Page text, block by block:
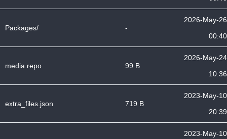
Packages/ -
2026-May-26
00:40
media.repo 99 B
2026-May-24
10:36
extra_files.json 719 B
2023-May-10
20:39
2023-May-10